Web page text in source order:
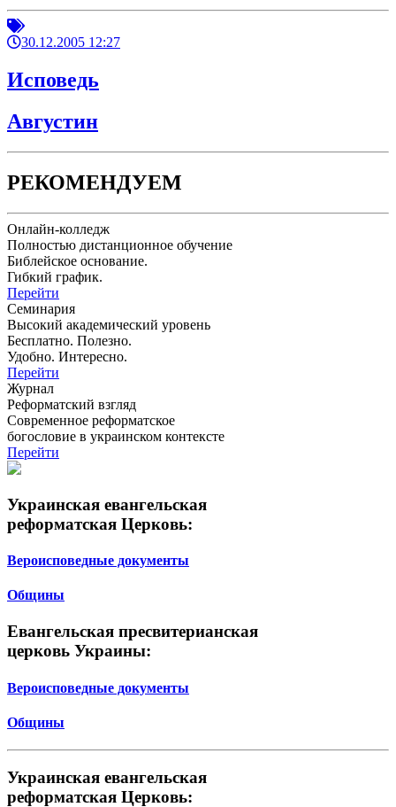
30.12.2005 12:27
Исповедь
Августин
РЕКОМЕНДУЕМ
Онлайн-колледж
Полностью дистанционное обучение
Библейское основание.
Гибкий график.
Перейти
Семинария
Высокий академический уровень
Бесплатно. Полезно.
Удобно. Интересно.
Перейти
Журнал
Реформатский взгляд
Современное реформатское
богословие в украинском контексте
Перейти
Украинская евангельская
реформатская Церковь:
Вероисповедные документы
Общины
Евангельская пресвитерианская
церковь Украины:
Вероисповедные документы
Общины
Украинская евангельская
реформатская Церковь: